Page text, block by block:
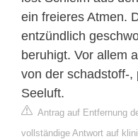
ein freieres Atmen.
entzündlich
beruhigt. Vor allem
von der schadstoff-,
Seeluft.
Antrag auf Entfernung
vollständige Antwort auf